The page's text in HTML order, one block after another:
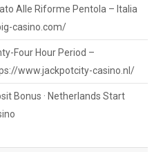
Alle Riforme Pentola – Italia
casino.com/
Four Hour Period –
www.jackpotcity-casino.nl/
Bonus · Netherlands Start